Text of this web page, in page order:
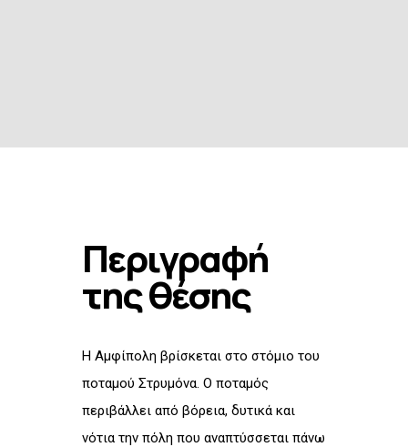
Περιγραφή
της θέσης
H Αμφίπολη βρίσκεται στο στόμιο του
ποταμού Στρυμόνα. Ο ποταμός
περιβάλλει από βόρεια, δυτικά και
νότια την πόλη που αναπτύσσεται πάνω